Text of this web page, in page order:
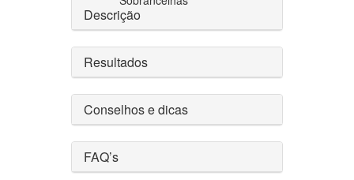
Descrição
Resultados
Conselhos e dicas
FAQ’s